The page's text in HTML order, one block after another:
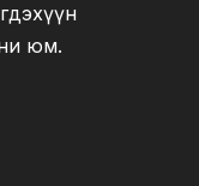
юм.